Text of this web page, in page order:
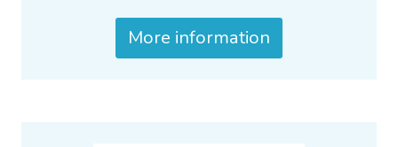
More information